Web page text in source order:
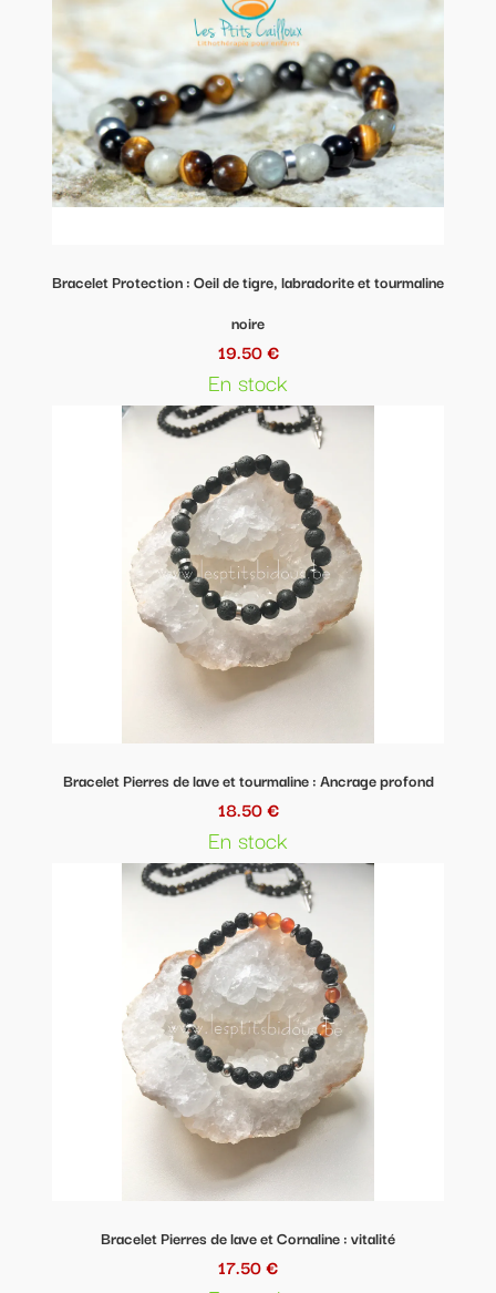
Bracelet Protection : Oeil de tigre, labradorite et tourmaline
noire
19.50 €
En stock
Bracelet Pierres de lave et tourmaline : Ancrage profond
18.50 €
En stock
Bracelet Pierres de lave et Cornaline : vitalité
17.50 €